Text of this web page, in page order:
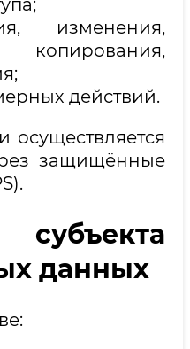
изменения,
действий.
защищённые
данных